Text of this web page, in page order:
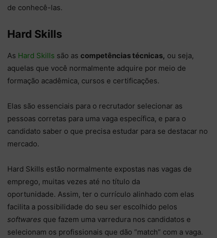
de conhecê-las.
Hard Skills
As Hard Skills são as competências técnicas, ou seja,
aquelas que você normalmente adquire por meio de
formação acadêmica, cursos e certificações.
Elas são essenciais para o recrutador selecionar as
pessoas corretas para uma vaga específica, e para o
candidato saber o que precisa estudar para se destacar no
mercado.
Hard Skills estão normalmente expostas nas vagas de
emprego, muitas vezes até no título da
oportunidade. Assim, ter o currículo alinhado com elas
facilita a possibilidade do seu ser escolhido pelos
softwares que fazem uma varredura nos candidatos e
selecionam os profissionais que dão “match” com a vaga.